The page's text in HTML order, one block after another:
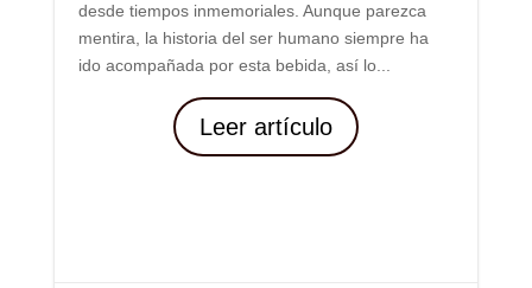
desde tiempos inmemoriales. Aunque parezca
mentira, la historia del ser humano siempre ha
ido acompañada por esta bebida, así lo...
Leer artículo